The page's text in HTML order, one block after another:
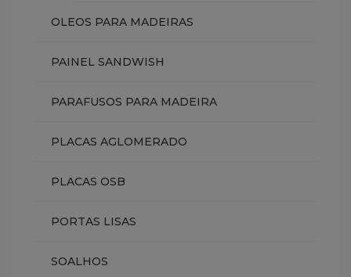
OLEOS PARA MADEIRAS
PAINEL SANDWISH
PARAFUSOS PARA MADEIRA
PLACAS AGLOMERADO
PLACAS OSB
PORTAS LISAS
SOALHOS